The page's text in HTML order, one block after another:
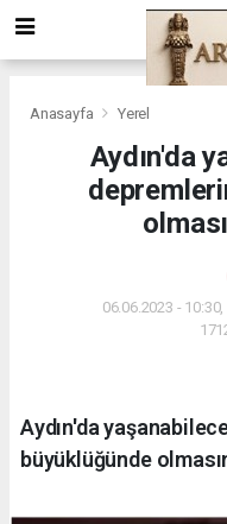
Anasayfa Yerel
Aydın'da
06.06.2023 -
Aydın'da
büyüklüğünde